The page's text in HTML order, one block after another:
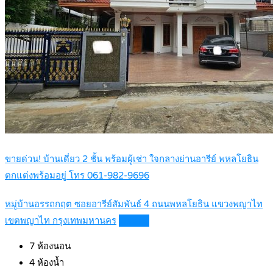
ขายด่วน! บ้านเดี่ยว 2 ชั้น พร้อมผู้เช่า ใจกลางย่านอารีย์ พหลโยธิน
ตกแต่งพร้อมอยู่ โทร 061-982-9696
หมู่บ้านอรรถกฤต ซอยอารีย์สัมพันธ์ 4 ถนนพหลโยธิน แขวงพญาไท
เขตพญาไท กรุงเทพมหานคร
7 ห้องนอน
4 ห้องน้ำ